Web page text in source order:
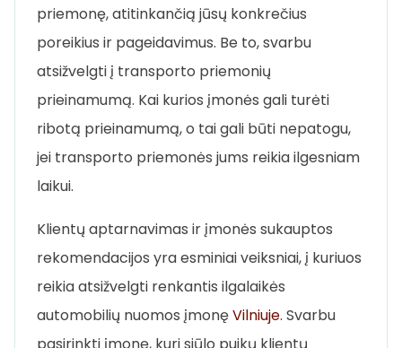
priemonę, atitinkančią jūsų konkrečius
poreikius ir pageidavimus. Be to, svarbu
atsižvelgti į transporto priemonių
prieinamumą. Kai kurios įmonės gali turėti
ribotą prieinamumą, o tai gali būti nepatogu,
jei transporto priemonės jums reikia ilgesniam
laikui.
Klientų aptarnavimas ir įmonės sukauptos
rekomendacijos yra esminiai veiksniai, į kuriuos
reikia atsižvelgti renkantis ilgalaikės
automobilių nuomos įmonęVilniuje. Svarbu